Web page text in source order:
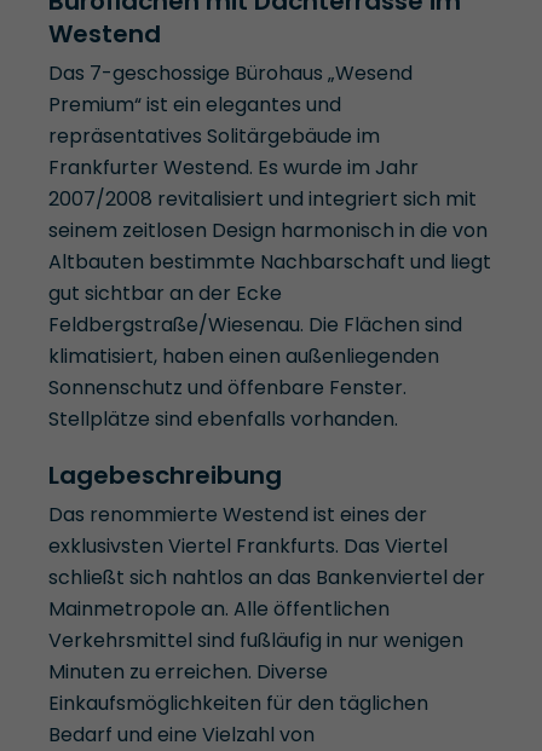
Westend
Das 7-geschossige Bürohaus „Wesend
Premium“ ist ein elegantes und
repräsentatives Solitärgebäude im
Frankfurter Westend. Es wurde im Jahr
2007/2008 revitalisiert und integriert sich mit
seinem zeitlosen Design harmonisch in die von
Altbauten bestimmte Nachbarschaft und liegt
gut sichtbar an der Ecke
Feldbergstraße/Wiesenau. Die Flächen sind
klimatisiert, haben einen außenliegenden
Sonnenschutz und öffenbare Fenster.
Stellplätze sind ebenfalls vorhanden.
Lagebeschreibung
Das renommierte Westend ist eines der
exklusivsten Viertel Frankfurts. Das Viertel
schließt sich nahtlos an das Bankenviertel der
Mainmetropole an. Alle öffentlichen
Verkehrsmittel sind fußläufig in nur wenigen
Minuten zu erreichen. Diverse
Einkaufsmöglichkeiten für den täglichen
Bedarf und eine Vielzahl von